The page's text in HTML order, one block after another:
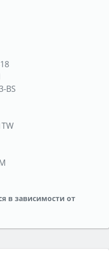
BS
в зависимости от